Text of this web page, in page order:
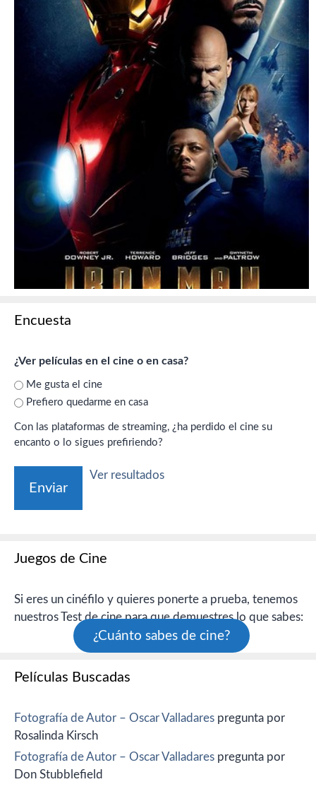
Encuesta
¿Ver películas en el cine o en casa?
Me gusta el cine
Prefiero quedarme en casa
Con las plataformas de streaming, ¿ha perdido el cine su
encanto o lo sigues prefiriendo?
Ver resultados
Juegos de Cine
Si eres un cinéfilo y quieres ponerte a prueba, tenemos
nuestros Test de cine para que demuestres lo que sabes:
¿Cuánto sabes de cine?
Películas Buscadas
Fotografía de Autor – Oscar Valladares pregunta por
Rosalinda Kirsch
Fotografía de Autor – Oscar Valladares pregunta por
Don Stubblefield